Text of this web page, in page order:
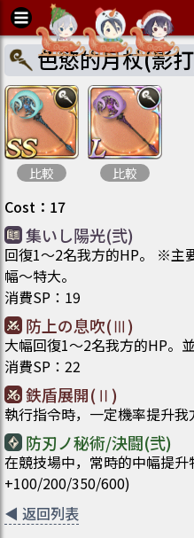
色慾的月杖(影
比較 比較
Cost ： 17
集いし陽光(弐)
回復1～2名我方的HP。 ※主
幅～特大。
消費SP ： 19
防上の息吹(Ⅲ)
大幅回復1～2名我方的HP。
消費SP ： 22
鉄盾展開(Ⅱ)
執行指令時，一定機率提升我
防刃ノ秘術/決闘(弐)
在競技場中，常時的中幅提升
+100/200/350/600)
◀ 返回列表